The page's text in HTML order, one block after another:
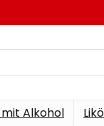
Alkohol